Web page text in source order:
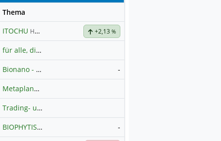
Thema
ITOCHU Hauptdiskussion +2,13 %
für alle, die es ehrlich meinen beim Traden.
Bionano - Gang- Clubhouse -
Metaplanet Inc.
Trading- und Aktien-Chat
BIOPHYTISHauptdiskussion -